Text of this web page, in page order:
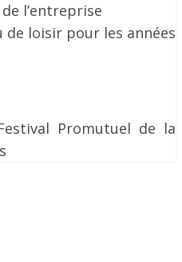
l’entreprise
loisir pour les années
Promutuel de la